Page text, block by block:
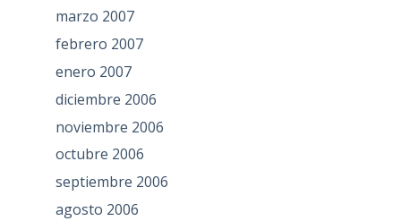
marzo 2007
febrero 2007
enero 2007
diciembre 2006
noviembre 2006
octubre 2006
septiembre 2006
agosto 2006